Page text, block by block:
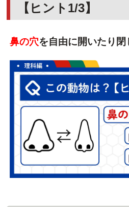
【ヒント1/3】
鼻の穴を自由に開いたり閉